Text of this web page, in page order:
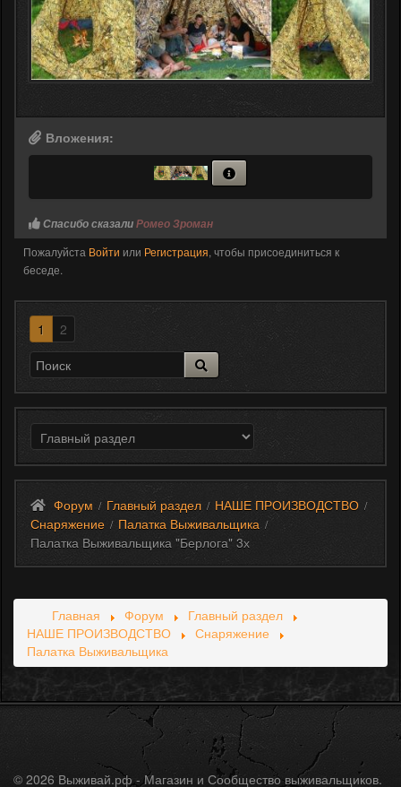
Вложения:
Спасибо сказалиРомео Зроман
Пожалуйста Войти или Регистрация, чтобы присоединиться к
беседе.
1 2
Форум / Главный раздел / НАШЕ ПРОИЗВОДСТВО /
Снаряжение / Палатка Выживальщика /
Палатка Выживальщика "Берлога" 3х
Главная Форум
Главный раздел
НАШЕ ПРОИЗВОДСТВО
Снаряжение
Палатка Выживальщика
© 2026 Выживай.рф - Магазин и Сообщество выживальщиков.